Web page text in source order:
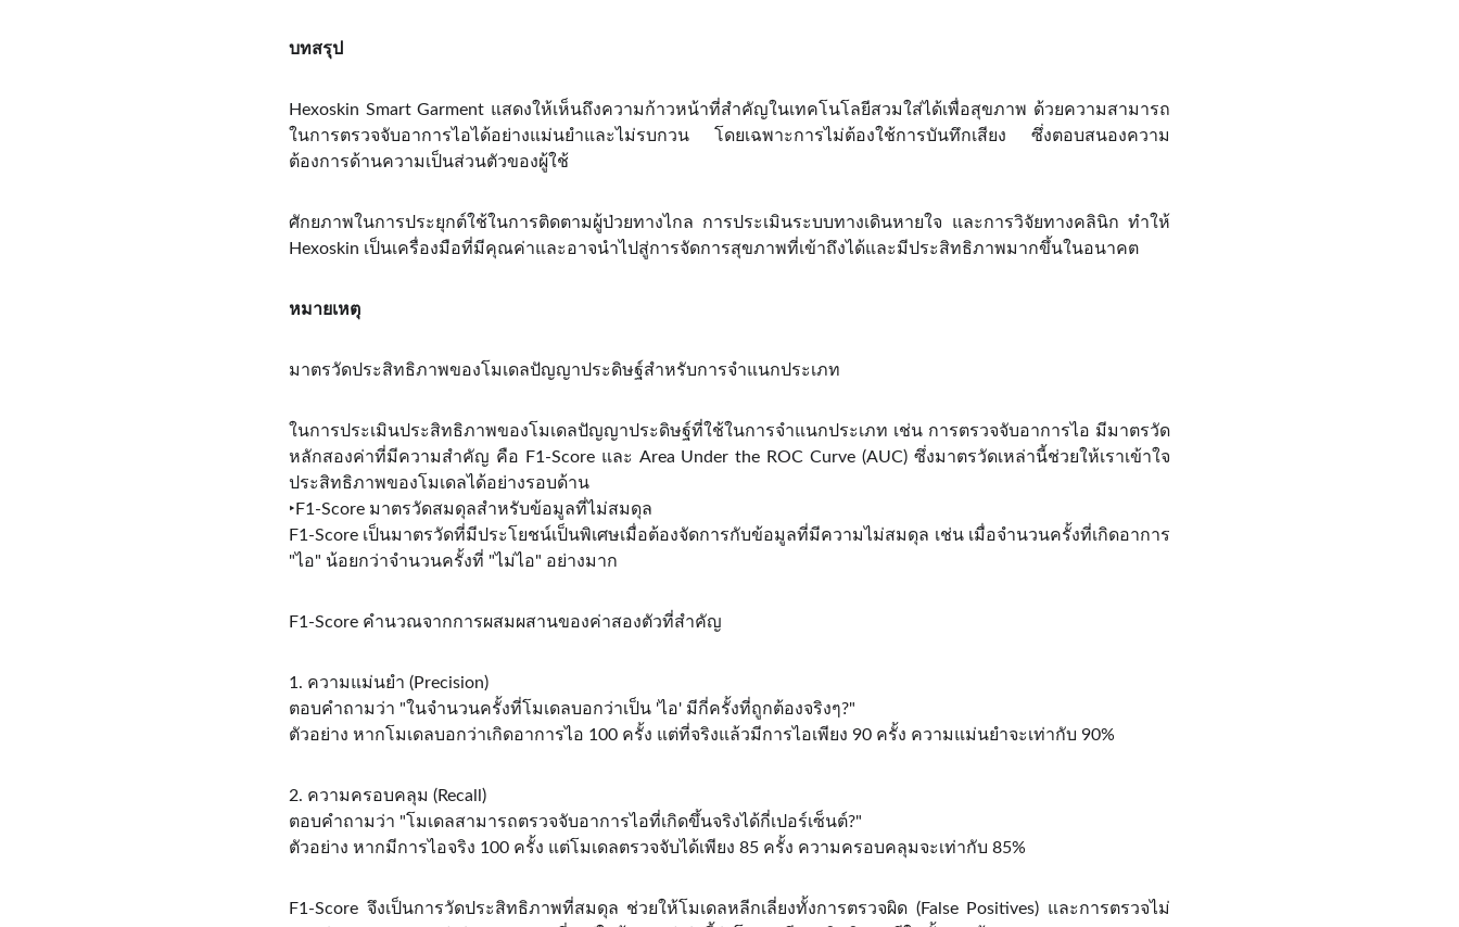
บทสรุป
Hexoskin Smart Garment แสดงให้เห็นถึงความก้าวหน้าที่สำคัญในเทคโนโลยีสวมใส่ได้เพื่อสุขภาพ ด้วยความสามารถ
ในการตรวจจับอาการไอได้อย่างแม่นยำและไม่รบกวน โดยเฉพาะการไม่ต้องใช้การบันทึกเสียง ซึ่งตอบสนองความ
ต้องการด้านความเป็นส่วนตัวของผู้ใช้
ศักยภาพในการประยุกต์ใช้ในการติดตามผู้ป่วยทางไกล การประเมินระบบทางเดินหายใจ และการวิจัยทางคลินิก ทำให้
Hexoskin เป็นเครื่องมือที่มีคุณค่าและอาจนำไปสู่การจัดการสุขภาพที่เข้าถึงได้และมีประสิทธิภาพมากขึ้นในอนาคต
หมายเหตุ
มาตรวัดประสิทธิภาพของโมเดลปัญญาประดิษฐ์สำหรับการจำแนกประเภท
ในการประเมินประสิทธิภาพของโมเดลปัญญาประดิษฐ์ที่ใช้ในการจำแนกประเภท เช่น การตรวจจับอาการไอ มีมาตรวัด
หลักสองค่าที่มีความสำคัญ คือ F1-Score และ Area Under the ROC Curve (AUC) ซึ่งมาตรวัดเหล่านี้ช่วยให้เราเข้าใจ
ประสิทธิภาพของโมเดลได้อย่างรอบด้าน
‣F1-Score มาตรวัดสมดุลสำหรับข้อมูลที่ไม่สมดุล
F1-Score เป็นมาตรวัดที่มีประโยชน์เป็นพิเศษเมื่อต้องจัดการกับข้อมูลที่มีความไม่สมดุล เช่น เมื่อจำนวนครั้งที่เกิดอาการ
"ไอ" น้อยกว่าจำนวนครั้งที่ "ไม่ไอ" อย่างมาก
F1-Score คำนวณจากการผสมผสานของค่าสองตัวที่สำคัญ
1. ความแม่นยำ (Precision)
ตอบคำถามว่า "ในจำนวนครั้งที่โมเดลบอกว่าเป็น 'ไอ' มีกี่ครั้งที่ถูกต้องจริงๆ?"
ตัวอย่าง หากโมเดลบอกว่าเกิดอาการไอ 100 ครั้ง แต่ที่จริงแล้วมีการไอเพียง 90 ครั้ง ความแม่นยำจะเท่ากับ 90%
2. ความครอบคลุม (Recall)
ตอบคำถามว่า "โมเดลสามารถตรวจจับอาการไอที่เกิดขึ้นจริงได้กี่เปอร์เซ็นต์?"
ตัวอย่าง หากมีการไอจริง 100 ครั้ง แต่โมเดลตรวจจับได้เพียง 85 ครั้ง ความครอบคลุมจะเท่ากับ 85%
F1-Score จึงเป็นการวัดประสิทธิภาพที่สมดุล ช่วยให้โมเดลหลีกเลี่ยงทั้งการตรวจผิด (False Positives) และการตรวจไม่